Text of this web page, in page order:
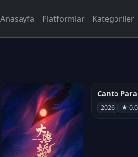
Anasayfa Platformlar Kategoriler
2026 ★ 0.0